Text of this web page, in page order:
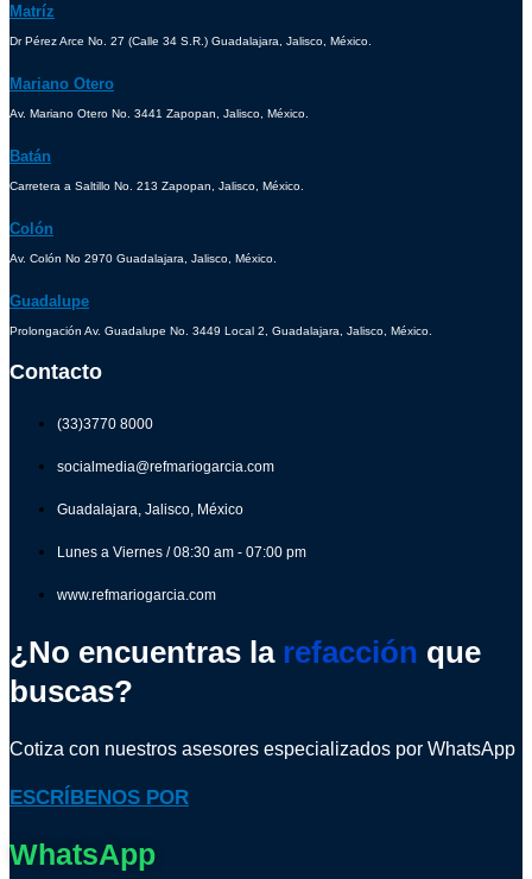
Matríz
Dr Pérez Arce No. 27 (Calle 34 S.R.) Guadalajara, Jalisco, México.
Mariano Otero
Av. Mariano Otero No. 3441 Zapopan, Jalisco, México.
Batán
Carretera a Saltillo No. 213 Zapopan, Jalisco, México.
Colón
Av. Colón No 2970 Guadalajara, Jalisco, México.
Guadalupe
Prolongación Av. Guadalupe No. 3449 Local 2, Guadalajara, Jalisco, México.
Contacto
(33)3770 8000
socialmedia@refmariogarcia.com
Guadalajara, Jalisco, México
Lunes a Viernes / 08:30 am - 07:00 pm
www.refmariogarcia.com
¿No encuentras la refacción que
buscas?
Cotiza con nuestros asesores especializados por WhatsApp
ESCRÍBENOS POR
WhatsApp